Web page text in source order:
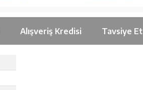
Alışveriş Kredisi Tavsiye Et